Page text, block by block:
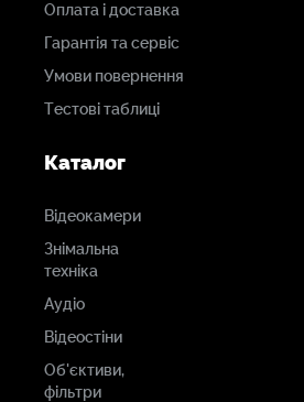
Оплата і доставка
Гарантія та сервіс
Умови повернення
Тестові таблиці
Каталог
Відеокамери
Знімальна
техніка
Аудіо
Відеостіни
Об'єктиви,
фільтри